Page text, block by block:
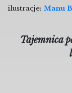
ilustracje: Manu
Tajemnica